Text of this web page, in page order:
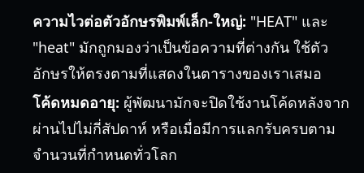
ความไวต่อตัวอักษรพิมพ์เล็ก-ใหญ่: "HEAT" และ
"heat" มักถูกมองว่าเป็นข้อความที่ต่างกัน ใช้ตัว
อักษรให้ตรงตามที่แสดงในตารางของเราเสมอ
โค้ดหมดอายุ: ผู้พัฒนามักจะปิดใช้งานโค้ดหลังจาก
ผ่านไปไม่กี่สัปดาห์ หรือเมื่อมีการแลกรับครบตาม
จำนวนที่กำหนดทั่วโลก